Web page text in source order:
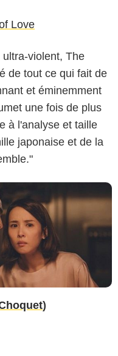
Love
violent, The
de tout ce qui fait de
et éminemment
une fois de plus
à l'analyse et taille
japonaise et de la
)